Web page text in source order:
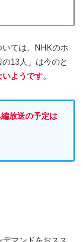
ては、NHKのホ
13人」は今のと
ようです。
放送の予定は